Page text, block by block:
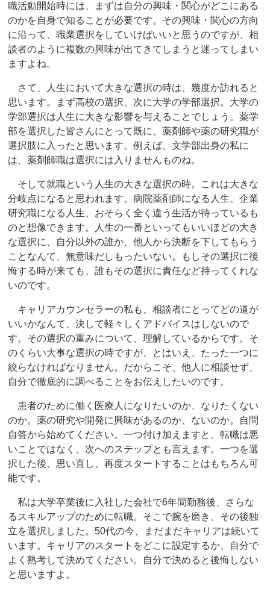
職活動開始時には、まずは自分の興味・関心がどこにある
のかを自身で知ることが必要です。その興味・関心の方向
に沿って、職業選択をしていけばいいと思うのですが、相
談者のように複数の興味が出てきてしまうと迷ってしまい
ますよね。
さて、人生において大きな選択の時は、幾度か訪れると
思います。まず高校の選択、次に大学の学部選択。大学の
学部選択は人生に大きな影響を与えることでしょう。薬学
部を選択した皆さんにとって既に、薬剤師や薬の研究職が
選択肢に入ったと思います。例えば、文学部出身の私に
は、薬剤師職は選択には入りませんものね。
そして就職という人生の大きな選択の時。これは大きな
分岐点になると思われます。病院薬剤師になる人生、企業
研究職になる人生、おそらく全く違う生活が待っているも
のと想像できます。人生の一番といってもいいほどの大き
な選択に、自分以外の誰か、他人から決断を下してもらう
ことなんて、無意味だしもったいない。もしその選択に後
悔する時が来ても、誰もその選択に責任など持ってくれな
いのです。
キャリアカウンセラーの私も、相談者にとってどの道が
いいかなんて、決して軽々しくアドバイスはしないので
す。その選択の重みについて、理解しているからです。そ
のくらい大事な選択の時ですが、とはいえ、たった一つに
絞らなければなりません。だからこそ、他人に相談せず、
自分で徹底的に調べることをお伝えしたいのです。
患者のために働く医療人になりたいのか、なりたくない
のか。薬の研究や開発に興味があるのか、ないのか。自問
自答から始めてください。一つ付け加えますと、転職は悪
いことではなく、次へのステップとも言えます。一つを選
択した後、思い直し、再度スタートすることはもちろん可
能です。
私は大学卒業後に入社した会社で6年間勤務後、さらな
るスキルアップのために転職。そこで腕を磨き、その後独
立を選択しました。50代の今、まだまだキャリアは続いて
います。キャリアのスタートをどこに設定するか、自分で
よく熟考して決めてください。自分で決めると後悔しない
と思いますよ。